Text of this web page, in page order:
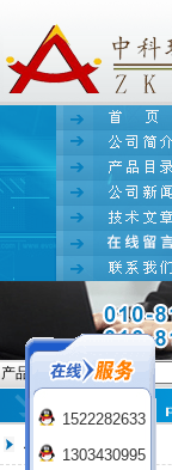
产品名:
二氧化硫气体试验箱
1522282633
1303430995